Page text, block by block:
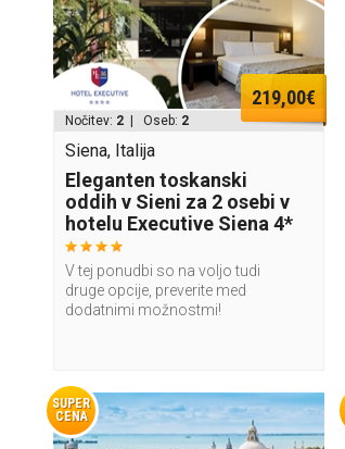
219,00€
Nočitev: 2 | Oseb: 2
Siena, Italija
Eleganten toskanski
oddih v Sieni za 2 osebi v
hotelu Executive Siena 4*
V tej ponudbi so na voljo tudi
druge opcije, preverite med
dodatnimi možnostmi!
SUPER
CENA